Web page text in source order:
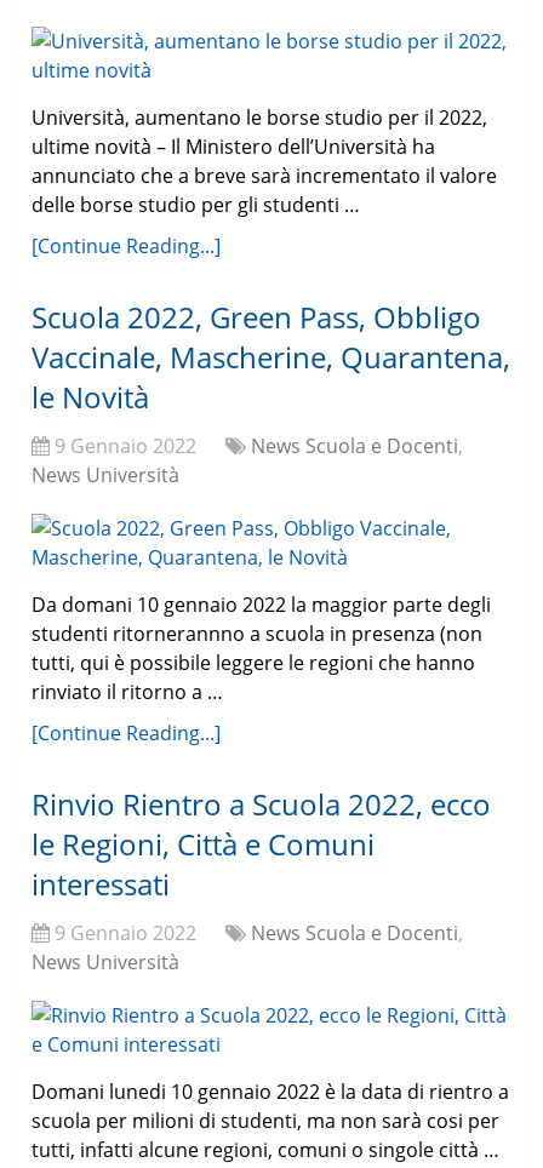
Università, aumentano le borse studio per il 2022,
ultime novità – Il Ministero dell’Università ha
annunciato che a breve sarà incrementato il valore
delle borse studio per gli studenti …
[Continue Reading...]
Scuola 2022, Green Pass, Obbligo
Vaccinale, Mascherine, Quarantena,
le Novità
9 Gennaio 2022 News Scuola e Docenti,
News Università
Da domani 10 gennaio 2022 la maggior parte degli
studenti ritornerannno a scuola in presenza (non
tutti, qui è possibile leggere le regioni che hanno
rinviato il ritorno a …
[Continue Reading...]
Rinvio Rientro a Scuola 2022, ecco
le Regioni, Città e Comuni
interessati
9 Gennaio 2022 News Scuola e Docenti,
News Università
Domani lunedi 10 gennaio 2022 è la data di rientro a
scuola per milioni di studenti, ma non sarà cosi per
tutti, infatti alcune regioni, comuni o singole città …